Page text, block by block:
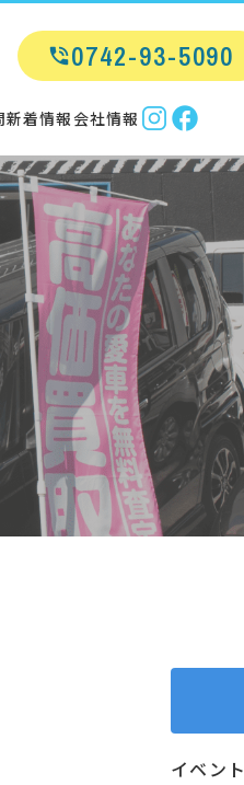
0742-93-5090
新着情報会社情報
イベント